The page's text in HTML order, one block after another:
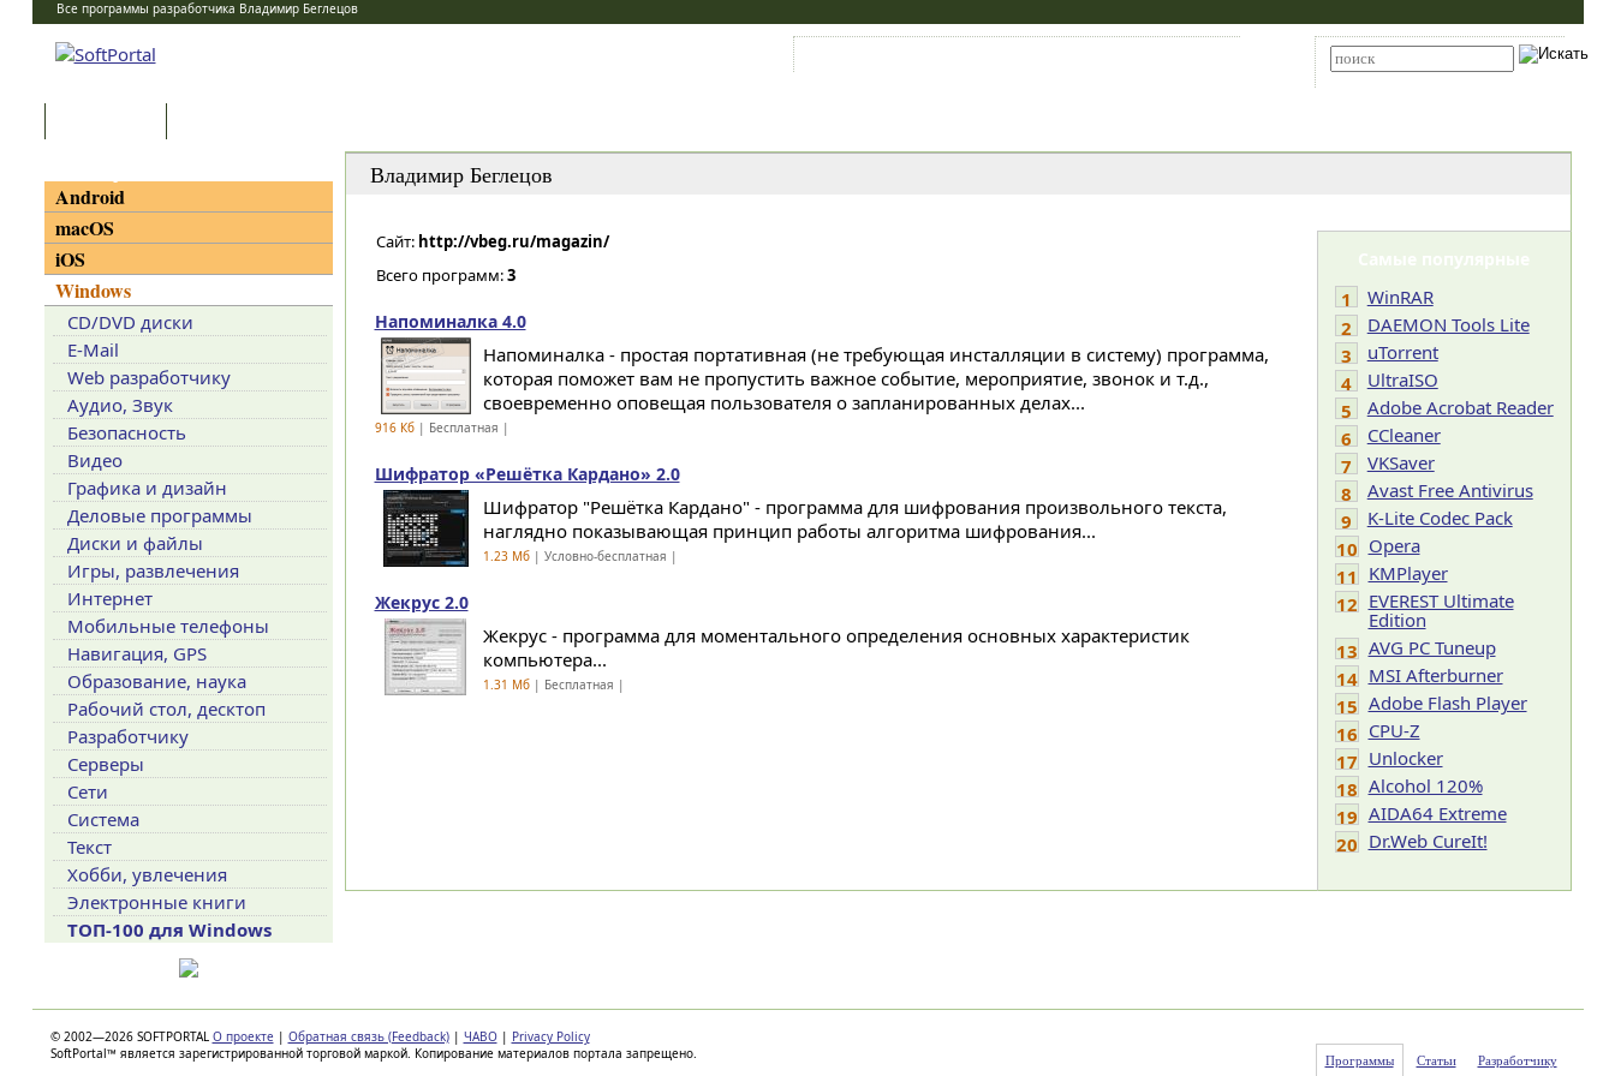
Все программы разработчика Владимир Беглецов
Владимир Беглецов
Сайт: http://vbeg.ru/magazin/
Всего программ:3
Напоминалка 4.0
Напоминалка - простая портативная (не требующая инсталляции в систему) программа,
которая поможет вам не пропустить важное событие, мероприятие, звонок и т.д.,
своевременно оповещая пользователя о запланированных делах...
916 Кб| Бесплатная |
Шифратор «Решётка Кардано» 2.0
Шифратор "Решётка Кардано" - программа для шифрования произвольного текста,
наглядно показывающая принцип работы алгоритма шифрования...
1.23 Мб| Условно-бесплатная |
Жекрус 2.0
Жекрус - программа для моментального определения основных характеристик
компьютера...
1.31 Мб| Бесплатная |
Самые популярные
1
WinRAR
2
DAEMON Tools Lite
3
uTorrent
4
UltraISO
5
Adobe Acrobat Reader
6
CCleaner
7
VKSaver
8
Avast Free Antivirus
9
K-Lite Codec Pack
10 Opera
11 KMPlayer
12 EVEREST Ultimate
Edition
13 AVG PC Tuneup
14 MSI Afterburner
15 Adobe Flash Player
16 CPU-Z
17 Unlocker
18 Alcohol 120%
19 AIDA64 Extreme
20 Dr.Web CureIt!
Android
macOS
iOS
Windows
CD/DVD диски
E-Mail
Web разработчику
Аудио, Звук
Безопасность
Видео
Графика и дизайн
Деловые программы
Диски и файлы
Игры, развлечения
Интернет
Мобильные телефоны
Навигация, GPS
Образование, наука
Рабочий стол, десктоп
Разработчику
Серверы
Сети
Система
Текст
Хобби, увлечения
Электронные книги
ТОП-100 для Windows
© 2002—2026 SOFTPORTAL О проекте | Обратная связь (Feedback) | ЧАВО | Privacy Policy
SoftPortal™ является зарегистрированной торговой маркой. Копирование материалов портала запрещено.
Программы Статьи Разработчику